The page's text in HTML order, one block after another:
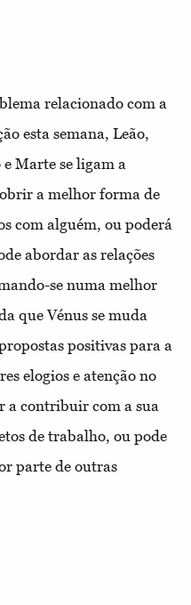
relacionado com a
esta semana, Leão,
Marte se ligam a
a melhor forma de
com alguém, ou poderá
abordar as relações
se numa melhor
que Vénus se muda
positivas para a
elogios e atenção no
a contribuir com a sua
de trabalho, ou pode
parte de outras